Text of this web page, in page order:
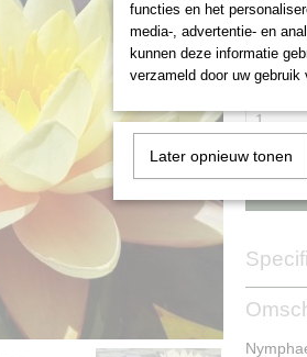
€
✓Op
Aantal
functies en het
media-, advertentie- en
kunnen deze informatie
verzameld door uw
Later opnieuw tonen